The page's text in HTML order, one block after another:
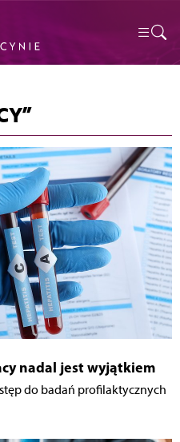
nadal jest wyjątkiem
do badań profilaktycznych